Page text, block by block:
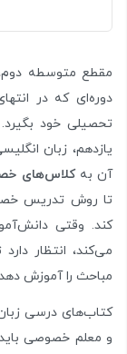
مقطع متوسطه
دوره‌ای که در
تحصیلی خود
یازدهم، زبان
آن بهکلاس‌های
تا روش تدریس
کند. وقتی
می‌کند، انتظار
مباحث را آموزش
کتاب‌های درسی
و معلم خصوصی